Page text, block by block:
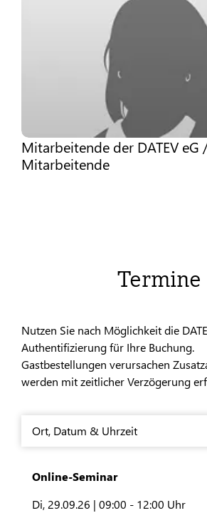
Mitarbeitende der DATEV eG
Mitarbeitende
Termine
Nutzen Sie nach Möglichkeit die
Authentifizierung für Ihre Buchung.
Gastbestellungen verursachen
werden mit zeitlicher Verzögerung
Ort, Datum & Uhrzeit
Online-Seminar
Di, 29.09.26 | 09:00 - 12:00 Uhr